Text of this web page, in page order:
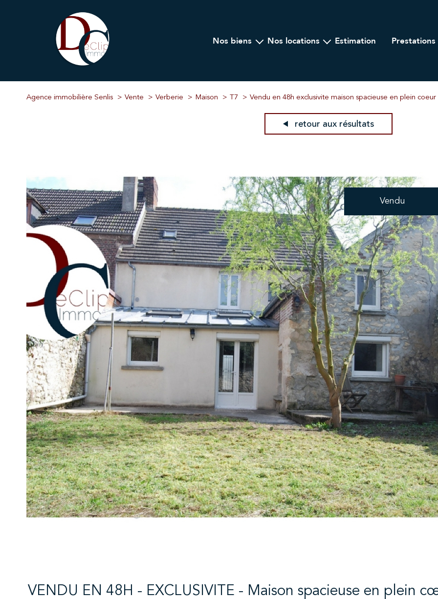
nos biens
Programme Neuf
Immobilier Professionnel
nos locations
Locations saisonnières
estimation prestations
Agence immobilière Senlis Vente Verberie Maison T7 Vendu en 48h exclusivite maison spacieuse en plein
retour aux résultats
Vendu
VENDU EN 48H - EXCLUSIVITE - Maison spacieuse en plein